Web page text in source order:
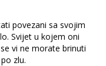
povezani sa svojim
Svijet u kojem oni
vi ne morate brinuti
zlu.